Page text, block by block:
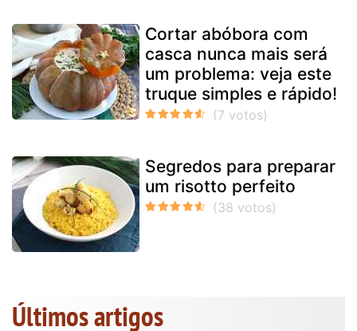
Cortar abóbora com
casca nunca mais será
um problema: veja este
truque simples e rápido!
Segredos para preparar
um risotto perfeito
Últimos artigos